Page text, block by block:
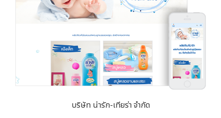
บริษัท น่ารัก-เทียร่า จำกัด